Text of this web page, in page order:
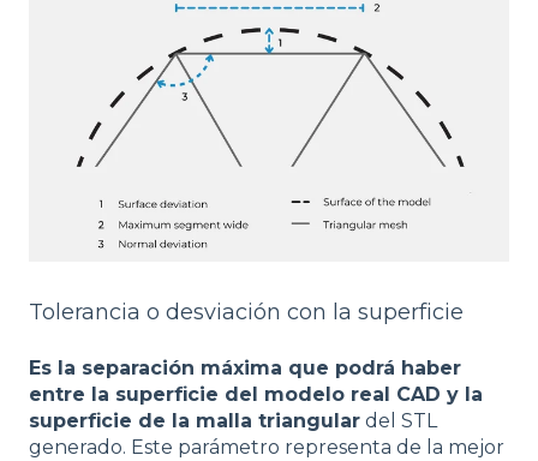
Tolerancia o desviación con la superficie
Es la separación máxima que podrá haber
entre la superficie del modelo real CAD y la
superficie de la malla triangular del STL
generado. Este parámetro representa de la mejor